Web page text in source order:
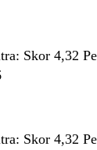
Skor 4,32
Skor 4,32